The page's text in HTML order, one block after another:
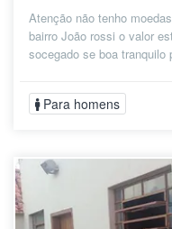
Atenção não tenho
bairro João rossi o valor
socegado se boa tranquilo
Para homens